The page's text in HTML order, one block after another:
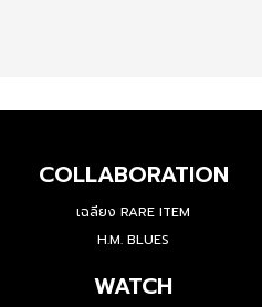
COLLABORATION
เฉลียง RARE ITEM
H.M. BLUES
WATCH